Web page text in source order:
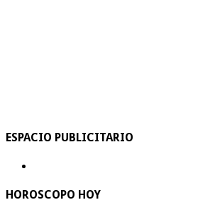
ESPACIO PUBLICITARIO
HOROSCOPO HOY